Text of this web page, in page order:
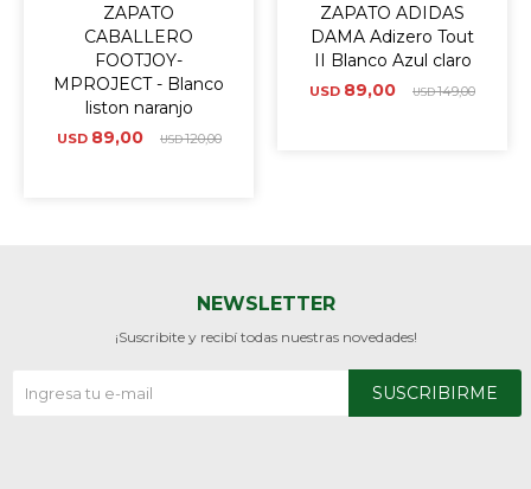
ZAPATO
CABALLERO
FOOTJOY-
MPROJECT - Blanco
liston naranjo
USD 89,00 USD120,00
ZAPATO ADIDAS
DAMA Adizero Tout
II Blanco Azul claro
USD 89,00 USD149,00
NEWSLETTER
¡Suscribite y recibí todas nuestras novedades!
SUSCRIBIRME